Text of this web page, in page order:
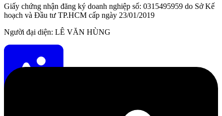
Giấy chứng nhận đăng ký doanh nghiệp số: 0315495959 do Sở Kế
hoạch và Đầu tư TP.HCM cấp ngày 23/01/2019
Người đại diện: LÊ VĂN HÙNG